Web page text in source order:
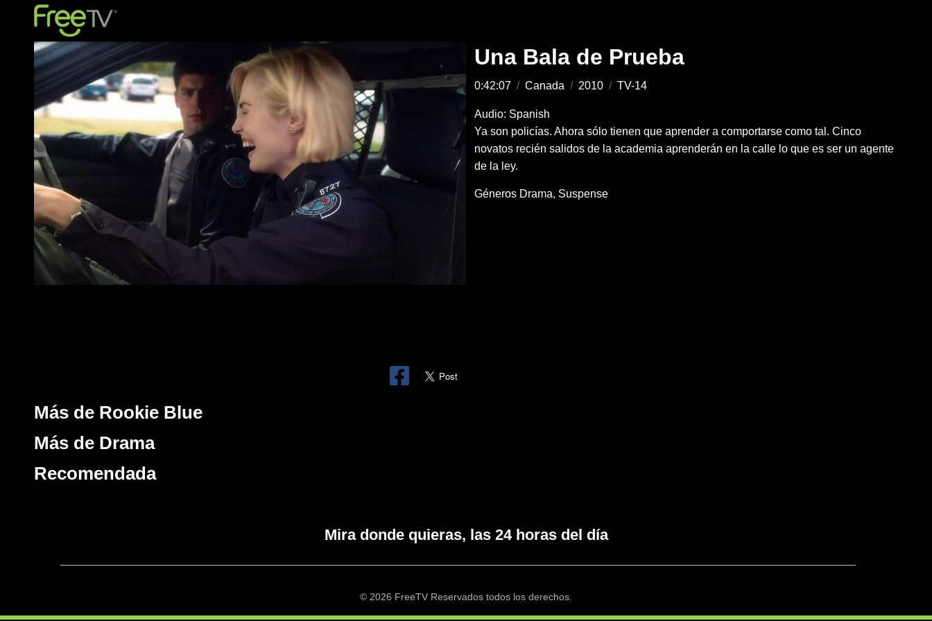
Una Bala de Prueba
0:42:07 / Canada / 2010 / TV-14
Audio: Spanish
Ya son policías. Ahora sólo tienen que aprender a comportarse como tal. Cinco
novatos recién salidos de la academia aprenderán en la calle lo que es ser un agente
de la ley.
Géneros Drama Suspense
Más de Rookie Blue
Más de Drama
Recomendada
Mira donde quieras, las 24 horas del día
© 2026 FreeTV Reservados todos los derechos.